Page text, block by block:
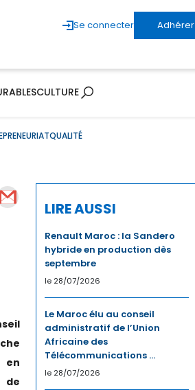
Se connecter Adhérer
CULTURE
QUALITÉ
en
de
LIRE AUSSI
Renault Maroc : la Sandero
hybride en production dès
septembre
le 28/07/2026
Le Maroc élu au conseil
administratif de l’Union
Africaine des
Télécommunications ...
le 28/07/2026